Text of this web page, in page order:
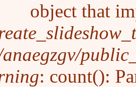
object that
: count():